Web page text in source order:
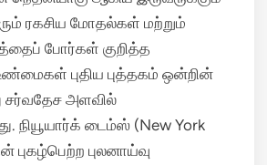
ரகசிய மோதல்கள் மற்றும்
போர்கள் குறித்த
உண்மைகள் புதிய புத்தகம் ஒன்றின்
சர்வதேச அளவில்
நியூயார்க் டைம்ஸ் (New York
புகழ்பெற்ற புலனாய்வு